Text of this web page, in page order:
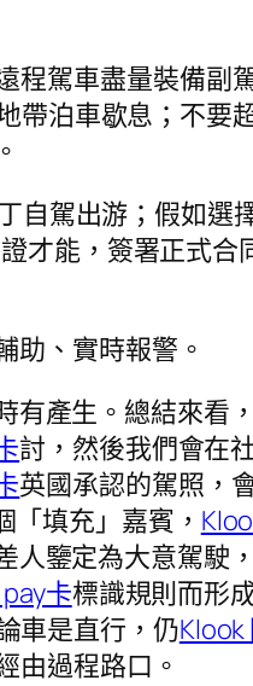
程駕車盡量裝備副
帶泊車歇息；不要
自駕出游；假如選
才能，簽署正式合
助、實時報警。
有產生。總結來看
討，然後我們會在
英國承認的駕照，
「填充」嘉賓，
人鑒定為大意駕駛
卡標識規則而形
車是直行，仍
由過程路口。